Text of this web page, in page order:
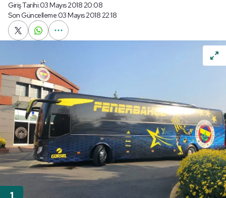
Giriş Tarihi:03 Mayıs 2018 20:08
Son Güncelleme:03 Mayıs 2018 22:18